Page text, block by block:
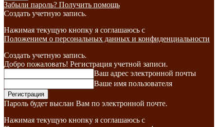
Забыли пароль? Получить помощь
Создать учетную запись.
Нажимая текущую кнопку я соглашаюсь с
Положением о персональных данных и конфиденциальности
Создать учетную запись.
Добро пожаловать! Регистрация учетной записи.
Ваш адрес электронной почты
Ваше имя пользователя
Пароль будет выслан Вам по электронной почте.
Нажимая текущую кнопку я соглашаюсь с